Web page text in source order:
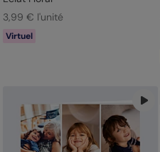
3,99 € l'unité
Virtuel